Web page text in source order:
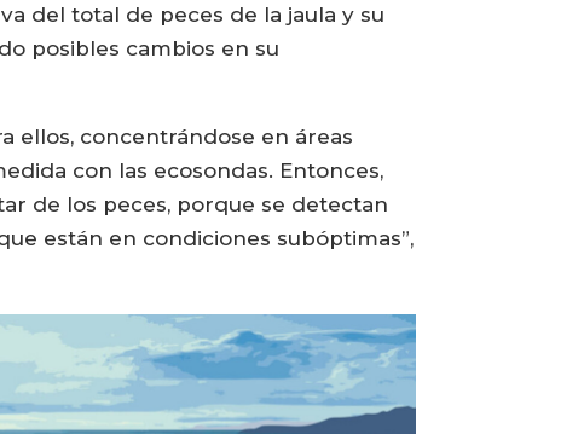
del total de peces de la jaula y su
posibles cambios en su
ellos, concentrándose en áreas
con las ecosondas. Entonces,
de los peces, porque se detectan
están en condiciones subóptimas”,